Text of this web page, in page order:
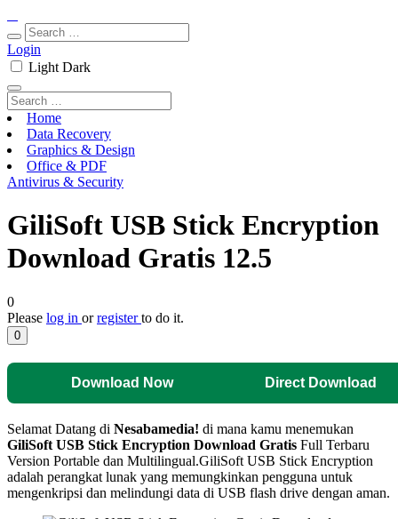
Login
Light Dark
Home
Data Recovery
Graphics & Design
Office & PDF
Antivirus & Security
GiliSoft USB Stick Encryption
Download Gratis 12.5
0
Please log in orregisterto do it.
0
Download Now Direct Download
Selamat Datang di Nesabamedia! di mana kamu menemukan
GiliSoft USB Stick Encryption Download Gratis Full Terbaru
Version Portable dan Multilingual.GiliSoft USB Stick Encryption
adalah perangkat lunak yang memungkinkan pengguna untuk
mengenkripsi dan melindungi data di USB flash drive dengan aman.